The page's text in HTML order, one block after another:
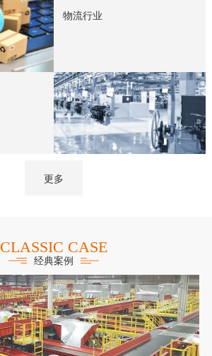
物流行业
更多
CLASSIC CASE
经典案例